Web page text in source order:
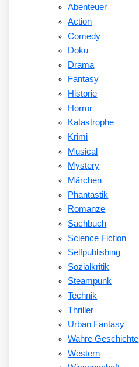
Abenteuer
Action
Comedy
Doku
Drama
Fantasy
Historie
Horror
Katastrophe
Krimi
Musical
Mystery
Märchen
Phantastik
Romanze
Sachbuch
Science Fiction
Selfpublishing
Sozialkritik
Steampunk
Technik
Thriller
Urban Fantasy
Wahre Geschichte
Western